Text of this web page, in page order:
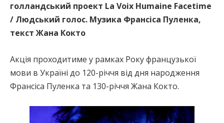
голландський проект La Voix Humaine Facetime
/ Людський голос. Музика Франсіса Пуленка,
текст Жана Кокто
Акція проходитиме у рамках Року французької
мови в Україні до 120-річчя від дня народження
Франсіса Пуленка та 130-річчя Жана Кокто.